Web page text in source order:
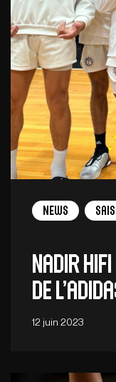
News
Nadir
de
12 juin 2023